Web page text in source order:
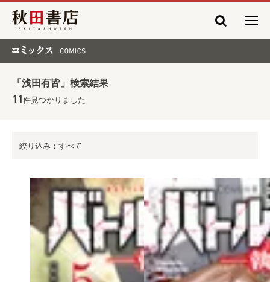
秋田書店
「浅田有皆」検索結果
11件見つかりました
絞り込み：すべて